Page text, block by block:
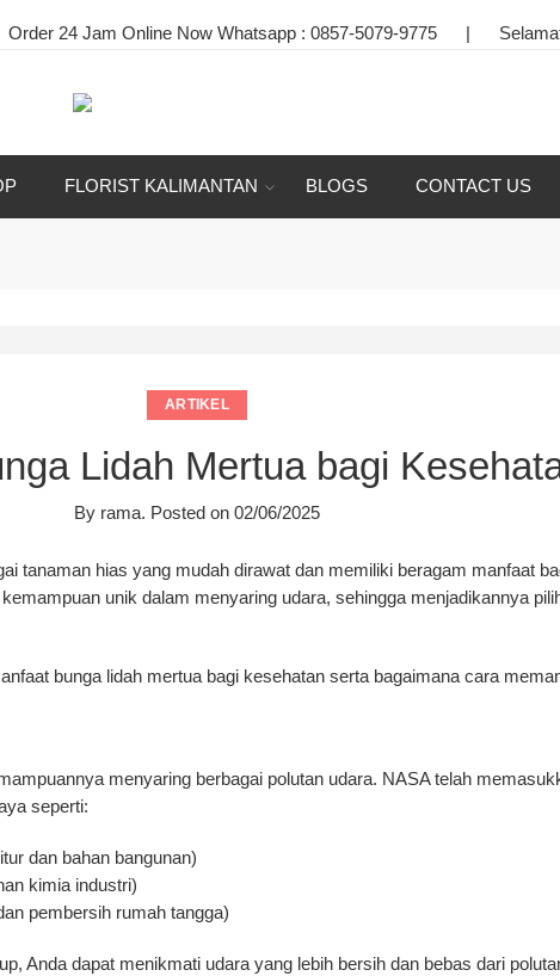
24 Jam Online Now Whatsapp :0857-5079-9775 | Selamat
FLORIST KALIMANTAN BLOGS CONTACT US
ARTIKEL
Lidah Mertua bagi
By rama. Posted on 02/06/2025
tanaman hias yang mudah dirawat dan memiliki beragam manfaat
unik dalam menyaring udara, sehingga menjadikannya
bunga lidah mertua bagi kesehatan serta bagaimana cara
menyaring berbagai polutan udara. NASA telah
seperti:
dan bahan bangunan)
kimia industri)
pembersih rumah tangga)
Anda dapat menikmati udara yang lebih bersih dan bebas dari